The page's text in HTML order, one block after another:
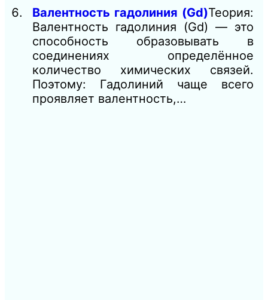
Валентность гадолиния (Gd)Теория:
Валентность гадолиния (Gd) — это
способность образовывать в
соединениях определённое
количество химических связей.
Поэтому: Гадолиний чаще всего
проявляет валентность,…